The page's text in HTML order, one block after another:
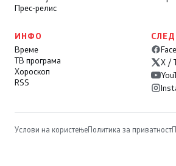
Прес-релис
ИНФО
Време
ТВ програма
Хороскоп
RSS
X /
Услови на користењеПолитика за приватност